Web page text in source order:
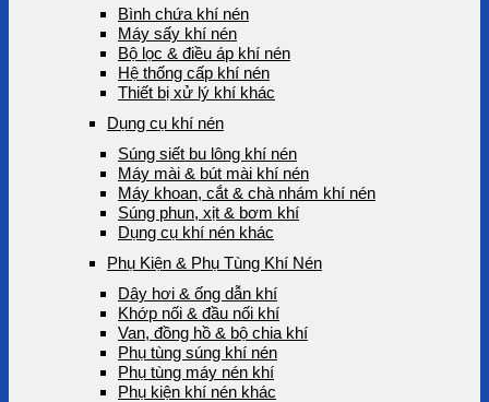
Bình chứa khí nén
Máy sấy khí nén
Bộ lọc & điều áp khí nén
Hệ thống cấp khí nén
Thiết bị xử lý khí khác
Dụng cụ khí nén
Súng siết bu lông khí nén
Máy mài & bút mài khí nén
Máy khoan, cắt & chà nhám khí nén
Súng phun, xịt & bơm khí
Dụng cụ khí nén khác
Phụ Kiện & Phụ Tùng Khí Nén
Dây hơi & ống dẫn khí
Khớp nối & đầu nối khí
Van, đồng hồ & bộ chia khí
Phụ tùng súng khí nén
Phụ tùng máy nén khí
Phụ kiện khí nén khác